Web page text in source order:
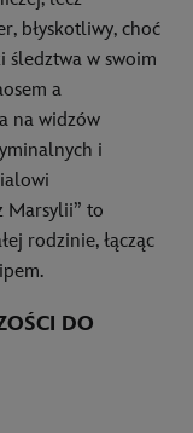
błyskotliwy, choć
śledztwa w swoim
a
na widzów
i
Marsylii” to
rodzinie, łącząc
DO